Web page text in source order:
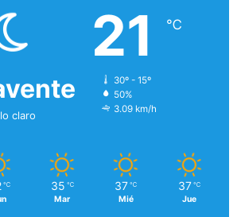
claro
21 ℃
30º - 15º
50%
3.09 km/h
℃ 35 ℃
Mar
37 ℃
Mié
37 ℃
Jue